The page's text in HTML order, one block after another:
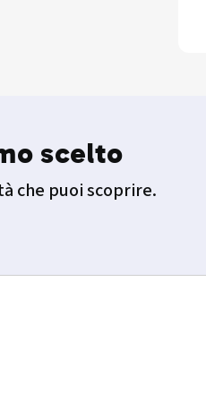
scelto
che puoi scoprire.